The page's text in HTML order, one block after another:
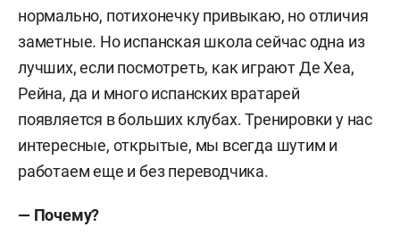
нормально, потихонечку привыкаю, но отличия
заметные. Но испанская школа сейчас одна из
лучших, если посмотреть, как играют Де Хеа,
Рейна, да и много испанских вратарей
появляется в больших клубах. Тренировки у нас
интересные, открытые, мы всегда шутим и
работаем еще и без переводчика.
— Почему?